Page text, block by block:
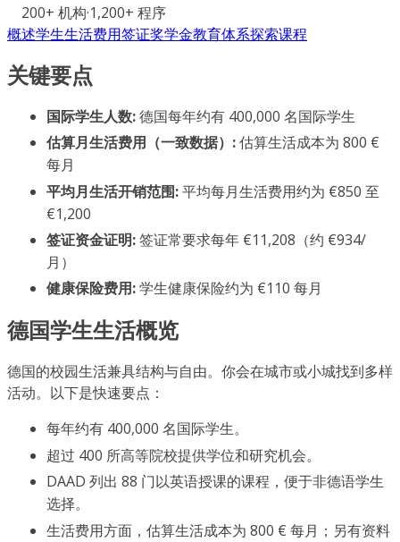
200+ 机构·1,200+ 程序
概述学生生活费用签证奖学金教育体系探索课程
关键要点
国际学生人数:德国每年约有 400,000 名国际学生
估算月生活费用（一致数据）:估算生活成本为 800 €
每月
平均月生活开销范围:平均每月生活费用约为 €850 至
€1,200
签证资金证明:签证常要求每年 €11,208（约 €934/
月）
健康保险费用:学生健康保险约为 €110 每月
德国学生生活概览
德国的校园生活兼具结构与自由。你会在城市或小城找到多样
活动。以下是快速要点：
每年约有 400,000 名国际学生。
超过 400 所高等院校提供学位和研究机会。
DAAD 列出 88 门以英语授课的课程，便于非德语学生
选择。
生活费用方面，估算生活成本为 800 € 每月；另有资料